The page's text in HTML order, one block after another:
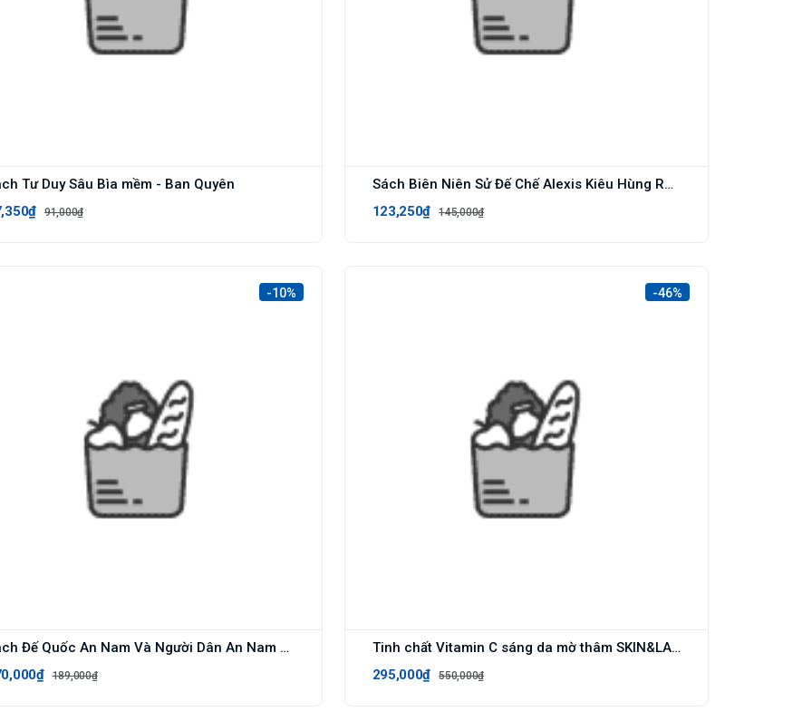
Tư Duy Sâu Bìa mềm - Ban Quyên
91,000₫
Sách Biên Niên Sử Đế Chế Alexis Kiêu Hùng Rung Chuyển Đất Trời Tập 7 - Ban Quyên
123,250₫
145,000₫
-10%
Sách Đế Quốc An Nam Và Người Dân An Nam - Alphabooks - BẢN QUYỀN
189,000₫
-46%
Tinh chất Vitamin C sáng da mờ thâm SKIN&LAB Brightening Serum 30ml
295,000₫
550,000₫